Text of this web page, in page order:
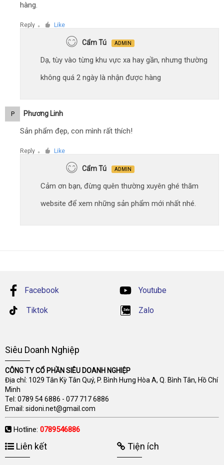
hàng.
Reply ● Like
Cẩm Tú ADMIN
Dạ, tùy vào từng khu vực xa hay gần, nhưng thường
không quá 2 ngày là nhận được hàng
P Phương Linh
Sản phẩm đẹp, con mình rất thích!
Reply ● Like
Cẩm Tú ADMIN
Cảm ơn bạn, đừng quên thường xuyên ghé thăm
website để xem những sản phẩm mới nhất nhé.
Facebook Youtube
Tiktok Zalo
Siêu Doanh Nghiệp
CÔNG TY CỔ PHẦN SIÊU DOANH NGHIỆP
Địa chỉ: 1029 Tân Kỳ Tân Quý, P. Bình Hưng Hòa A, Q. Bình Tân, Hồ Chí
Minh
Tel: 0789 54 6886 - 077 717 6886
Email: sidoni.net@gmail.com
Hotline: 0789546886
Liên kết Tiện ích